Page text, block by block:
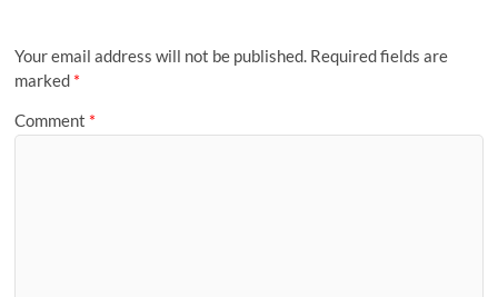
Your email address will not be published. Required fields are
marked *
Comment *